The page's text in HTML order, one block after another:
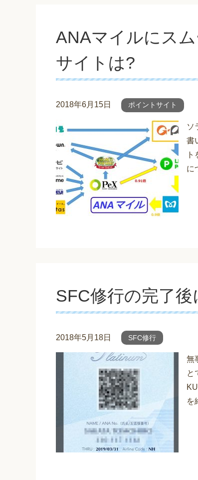
ANAマイルにス
サイトは?
2018年6月15日 ポイントサイト
ソ
書
に
SFC修行の完了後
2018年5月18日 SFC修行
無
と
を